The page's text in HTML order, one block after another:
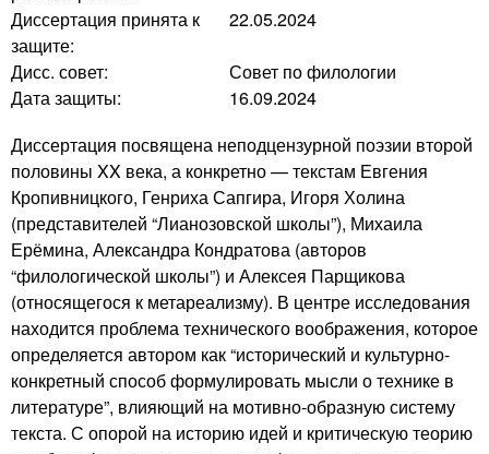
Диссертация принята к
защите:
22.05.2024
Дисс. совет:
Совет по филологии
Дата защиты:
16.09.2024
Диссертация посвящена неподцензурной поэзии второй
половины XX века, а конкретно — текстам Евгения
Кропивницкого, Генриха Сапгира, Игоря Холина
(представителей “Лианозовской школы”), Михаила
Ерёмина, Александра Кондратова (авторов
“филологической школы”) и Алексея Парщикова
(относящегося к метареализму). В центре исследования
находится проблема технического воображения, которое
определяется автором как “исторический и культурно-
конкретный способ формулировать мысли о технике в
литературе”, влияющий на мотивно-образную систему
текста. С опорой на историю идей и критическую теорию